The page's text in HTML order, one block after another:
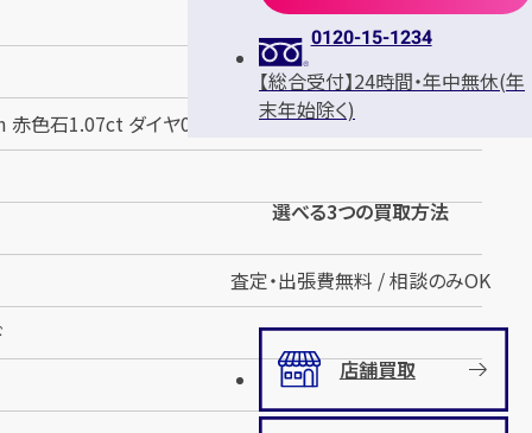
色石1.07ct ダイヤ0.28ct
0120-15-1234
【総合受付】24時間・年中無休(年
末年始除く)
選べる3つの買取方法
査定・出張費無料 / 相談のみOK
店舗買取